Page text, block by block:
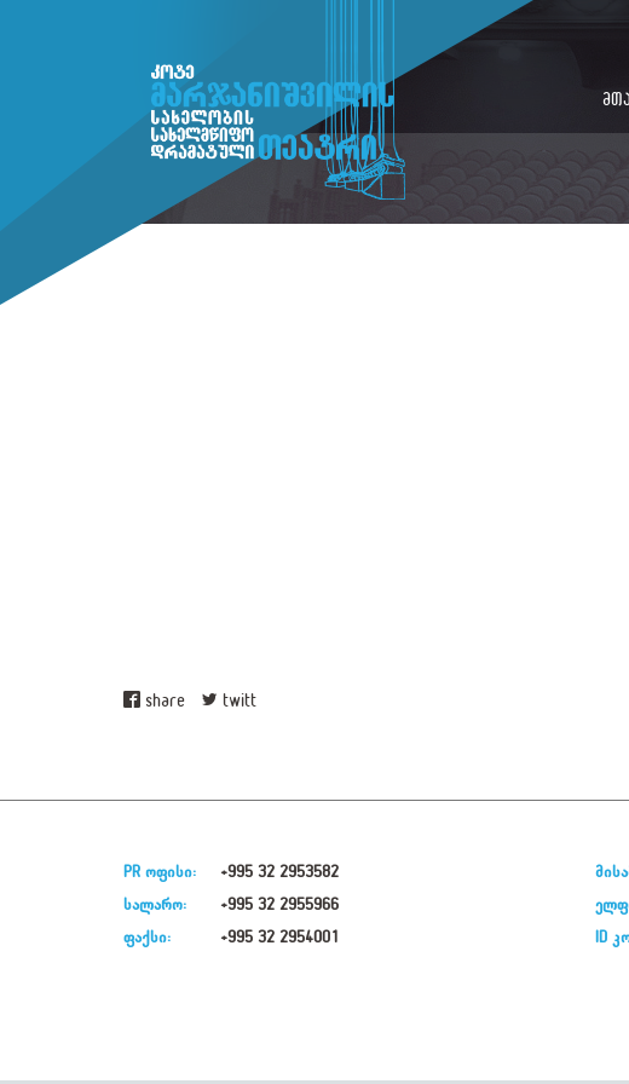
share twitt
PR ოფისი:
+995 32 2953582
სალარო:
+995 32 2955966
ფაქსი:
+995 32 2954001
ID